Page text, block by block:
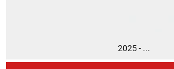
2025 - ...